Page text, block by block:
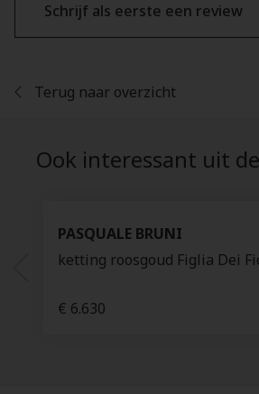
Schrijf als eerste een review
Terug naar overzicht
Ook interessant uit
PASQUALE BRUNI
ketting roosgoud Figlia Dei
€ 6.630